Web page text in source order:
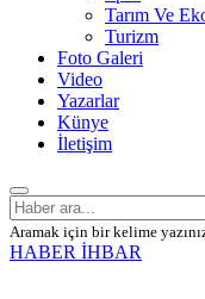
Tarım Ve
Turizm
Foto Galeri
Video
Yazarlar
Künye
İletişim
Aramak için bir kelime
HABER İHBAR